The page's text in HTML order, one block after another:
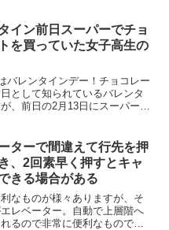
まして。
イン前日スーパーでチョ
を買っていた女子高生の
バレンタインデー！チョコレー
日として知られているバレンタ
、前日の2月13日にスーパーで
翌日誰かに渡すんでしょう
ターで間違えて行先を押
、2回素早く押すとキャ
きる場合がある
なものが様々ありますが、そ
レベーター。自動で上層階へ
るので非常に便利なもので